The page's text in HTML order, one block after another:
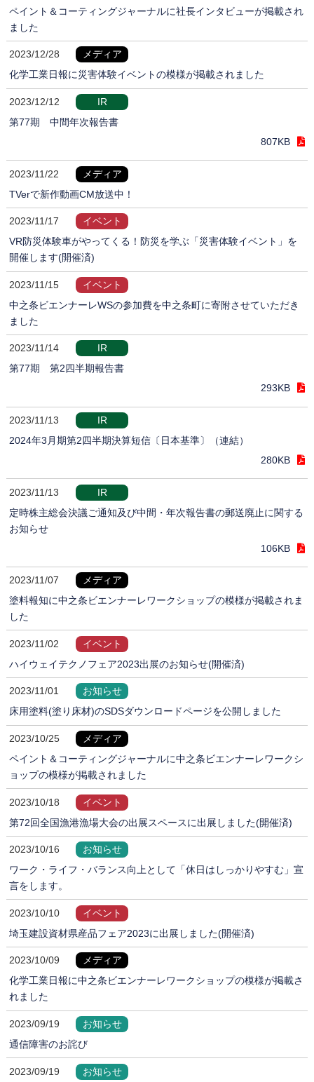
ペイント＆コーティングジャーナルに社長インタビューが掲載され
ました
2023/12/28
メディア
化学工業日報に災害体験イベントの模様が掲載されました
2023/12/12
IR
第77期 中間年次報告書
807KB
2023/11/22
メディア
TVerで新作動画CM放送中！
2023/11/17
イベント
VR防災体験車がやってくる！防災を学ぶ「災害体験イベント」を
開催します(開催済)
2023/11/15
イベント
中之条ビエンナーレWSの参加費を中之条町に寄附させていただき
ました
2023/11/14
IR
第77期 第2四半期報告書
293KB
2023/11/13
IR
2024年3月期第2四半期決算短信〔日本基準〕（連結）
280KB
2023/11/13
IR
定時株主総会決議ご通知及び中間・年次報告書の郵送廃止に関する
お知らせ
106KB
2023/11/07
メディア
塗料報知に中之条ビエンナーレワークショップの模様が掲載されま
した
2023/11/02
イベント
ハイウェイテクノフェア2023出展のお知らせ(開催済)
2023/11/01
お知らせ
床用塗料(塗り床材)のSDSダウンロードページを公開しました
2023/10/25
メディア
ペイント＆コーティングジャーナルに中之条ビエンナーレワークシ
ョップの模様が掲載されました
2023/10/18
イベント
第72回全国漁港漁場大会の出展スペースに出展しました(開催済)
2023/10/16
お知らせ
ワーク・ライフ・バランス向上として「休日はしっかりやすむ」宣
言をします。
2023/10/10
イベント
埼玉建設資材県産品フェア2023に出展しました(開催済)
2023/10/09
メディア
化学工業日報に中之条ビエンナーレワークショップの模様が掲載さ
れました
2023/09/19
お知らせ
通信障害のお詫び
2023/09/19
お知らせ